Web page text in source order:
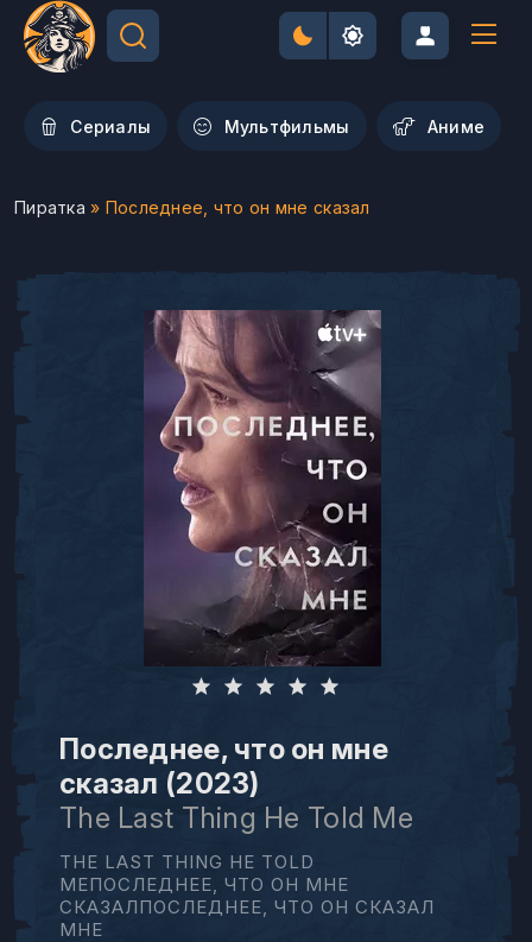
Сериалы Мультфильмы Aниме
Пиратка » Последнее, что он мне сказал
Последнее, что он мне
сказал (2023)
The Last Thing He Told Me
THE LAST THING HE TOLD
MEПОСЛЕДНЕЕ, ЧТО ОН МНЕ
СКАЗАЛПОСЛЕДНЕЕ, ЧТО ОН СКАЗАЛ
МНЕ